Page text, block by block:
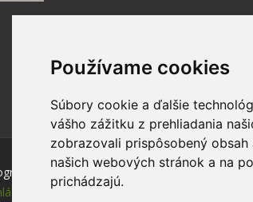
Používame cookies
Súbory cookie a ďalšie
vášho zážitku z prehliadania
zobrazovali prispôsobený obsah
našich webových stránok a na
prichádzajú.
a máp z tejto stránky je bez súhlasu
o prístupnosti